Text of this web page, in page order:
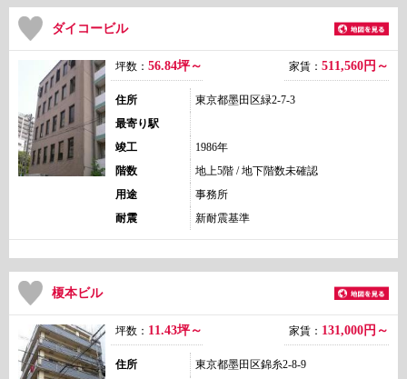
ダイコービル
坪数： 56.84坪～ 家賃： 511,560 円～
住所
東京都墨田区緑2-7-3
最寄り駅
竣工
1986年
階数
地上5階 / 地下階数未確認
用途
事務所
耐震
新耐震基準
榎本ビル
坪数： 11.43坪～ 家賃： 131,000 円～
住所
東京都墨田区錦糸2-8-9